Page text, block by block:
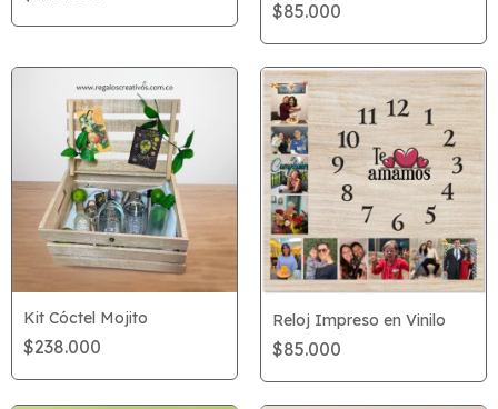
$85.000
Kit Cóctel Mojito
$238.000
Reloj Impreso en Vinilo
$85.000